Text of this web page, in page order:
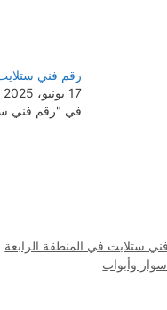
رقم فني
17 يونيو، 2025
في "رقم فني
فني ستلايت في المنطقة الرابعة
وأبواب